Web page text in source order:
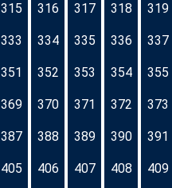
315 316 317 318 319
333 334 335 336 337
351 352 353 354 355
369 370 371 372 373
387 388 389 390 391
405 406 407 408 409